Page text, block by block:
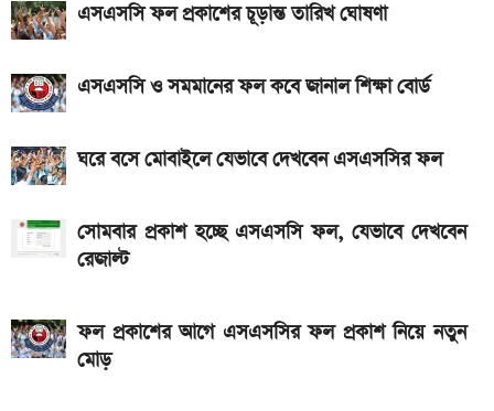
একটু পর শুরু, Milan Vs Inter ম্যাচ; লাইভ দেখুন এখানে
একটু পর শুরু, চেলসি ও জুভেন্টাস ম্যাচ; লাইভ দেখুন এখানে
আসছে টানা ৫ দিনের বৃষ্টি!
আজ ৪ ঘণ্টা বিদ্যুৎ থাকবে না যেসব এলাকায়, আগেই জেনে নিন
এসএসসি ফল প্রকাশের চূড়ান্ত তারিখ ঘোষণা
এসএসসি ও সমমানের ফল কবে জানাল শিক্ষা বোর্ড
ঘরে বসে মোবাইলে যেভাবে দেখবেন এসএসসির ফল
সোমবার প্রকাশ হচ্ছে এসএসসি ফল, যেভাবে দেখবেন
রেজাল্ট
ফল প্রকাশের আগে এসএসসির ফল প্রকাশ নিয়ে নতুন
মোড়